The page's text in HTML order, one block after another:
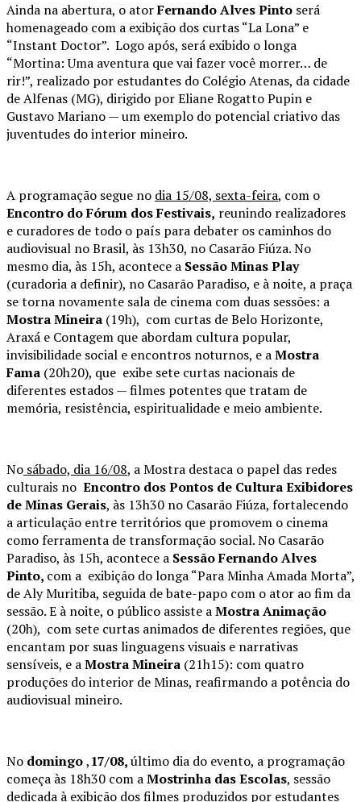
Ainda na abertura, o atorFernando Alves Pinto será
homenageado com a exibição dos curtas “La Lona” e
“Instant Doctor”. Logo após, será exibido o longa
“Mortina: Uma aventura que vai fazer você morrer… de
rir!”, realizado por estudantes do Colégio Atenas, da cidade
de Alfenas (MG), dirigido por Eliane Rogatto Pupin e
Gustavo Mariano — um exemplo do potencial criativo das
juventudes do interior mineiro.
A programação segue no dia 15/08, sexta-feira, com o
Encontro do Fórum dos Festivais, reunindo realizadores
e curadores de todo o país para debater os caminhos do
audiovisual no Brasil, às 13h30, no Casarão Fiúza. No
mesmo dia, às 15h, acontece a Sessão Minas Play
(curadoria a definir), no Casarão Paradiso, e à noite, a praça
se torna novamente sala de cinema com duas sessões: a
Mostra Mineira (19h), com curtas de Belo Horizonte,
Araxá e Contagem que abordam cultura popular,
invisibilidade social e encontros noturnos, e aMostra
Fama (20h20), que exibe sete curtas nacionais de
diferentes estados — filmes potentes que tratam de
memória, resistência, espiritualidade e meio ambiente.
No sábado, dia 16/08, a Mostra destaca o papel das redes
culturais no Encontro dos Pontos de Cultura Exibidores
de Minas Gerais, às 13h30 no Casarão Fiúza, fortalecendo
a articulação entre territórios que promovem o cinema
como ferramenta de transformação social. No Casarão
Paradiso, às 15h, acontece a Sessão Fernando Alves
Pinto, com a exibição do longa “Para Minha Amada Morta”,
de Aly Muritiba, seguida de bate-papo com o ator ao fim da
sessão. E à noite, o público assiste aMostra Animação
(20h), com sete curtas animados de diferentes regiões, que
encantam por suas linguagens visuais e narrativas
sensíveis, e aMostra Mineira (21h15): com quatro
produções do interior de Minas, reafirmando a potência do
audiovisual mineiro.
No domingo,17/08,último dia do evento, a programação
começa às 18h30 com aMostrinha das Escolas, sessão
dedicada à exibição dos filmes produzidos por estudantes